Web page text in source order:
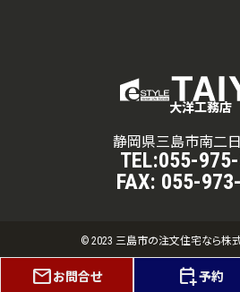
mailお問合せ calendar_add_on予約
大洋工務店
静岡県三島市南二
TEL:055-
FAX: 055-
© 2023 三島市の注文住宅なら株